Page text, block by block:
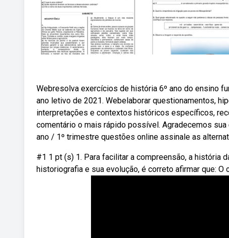
Webresolva exercícios de história 6º ano do ensino
ano letivo de 2021. Webelaborar questionamentos,
interpretações e contextos históricos específicos,
comentário o mais rápido possível. Agradecemos
ano / 1º trimestre questões online assinale as
#1 1 pt (s) 1. Para facilitar a compreensão, a história
historiografia e sua evolução, é correto afirmar que: O